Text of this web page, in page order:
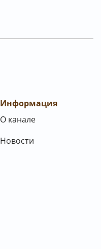
Информация
О канале
Новости